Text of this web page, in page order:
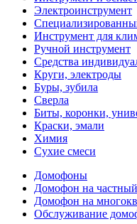
Электроинструмент
Инструмент для
Ручной инструмент
Средства
Круги, электроды
Буры, зубила
Сверла
Биты, коронки,
Краски, эмали
Химия
Сухие смеси
Домофоны
Домофон на
Домофон на
Обслуживание